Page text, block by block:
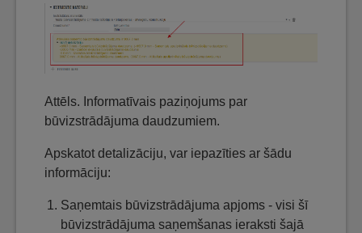
Attēls. Informatīvais paziņojums par
būvizstrādājuma daudzumiem.
Apskatot detalizāciju, var iepazīties ar šādu
informāciju:
Saņemtais būvizstrādājuma apjoms - visi šī
būvizstrādājuma saņemšanas ieraksti šajā